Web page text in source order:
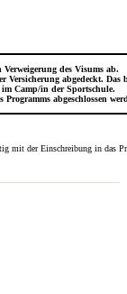
des Visums ab.
abgedeckt.
Camp/in der Sportschule.
Programms abgeschlossen
mit der Einschreibung in das